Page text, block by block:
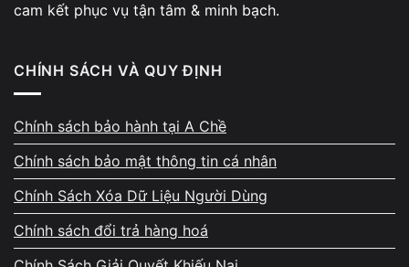
cam kết phục vụ tận tâm & minh bạch.
CHÍNH SÁCH VÀ QUY ĐỊNH
Chính sách bảo hành tại A Chề
Chính sách bảo mật thông tin cá nhân
Chính Sách Xóa Dữ Liệu Người Dùng
Chính sách đổi trả hàng hoá